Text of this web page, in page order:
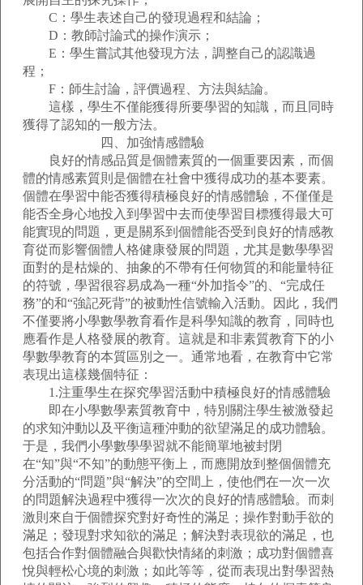
C：學生表述自己的發現過程和結論；
D：教師討論式的操作演示；
E：學生嘗試其他發現方法，調整自己的認識過
程；
F：師生討論，評價過程、方法與結論。
這樣，學生不僅能獲得所要學習的知識，而且同時
獲得了認知的一般方法。
四、加強情感體驗
良好的情感品質是個體素質的一個重要因素，而個
體的情感素質則是個體在社會中獲得成功的基本要素。
個體在學習中能否獲得積極良好的情感體驗，不僅僅是
能否全身心地投入到學習中去而使學習目標獲得最大可
能實現的問題，更是關系到個體能否受到良好的情感教
育從而影響個體人格健康發展的問題，尤其是數學學習
面對的是枯燥的、抽象的不帶有任何物質的和能量特征
的符號，學習很容易成為一種“外加指令”的、“完成任
務”的和“強記死背”的被動性信號輸入活動。因此，我們
不僅要將小學數學教育看作是科學知識的教育，同時也
應看作是人格發展的教育。這就是和非素質教育下的小
學數學教育的本質區別之一。通常地看，在教育中它常
表現出這樣幾個特征：
1.注重學生在探究學習活動中積極良好的情感體驗
即在小學數學素質教育中，特別關注學生被激發起
的求知沖動以及平衡這種沖動的欲望滿足的成功體驗。
于是，我們小學數學學習就不能簡單地被封閉
在“知”與“不知”的動態平衡上，而應開放到整個個體充
分活動的“問題”與“解決”的空間上，使他們在一次一次
的問題解決過程中獲得一次次的良好的情感體驗。而刺
激則來自于個體探究對好奇性的滿足；操作對動手欲的
滿足；發現對求知欲的滿足；解決對表現欲的滿足，也
包括合作對個體融合與歡快情緒的刺激；成功對個體喜
悅與輕松心境的刺激；如此等等，從而表現出對學習熱